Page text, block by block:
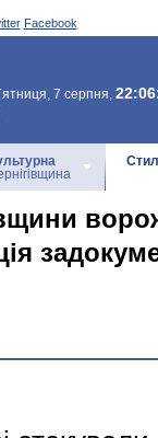
Facebook
7 серпня,